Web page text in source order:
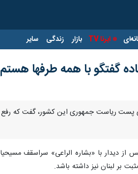
ایرنا TV بازار زندگی سایر
گفتگو با همه طرفها هستم